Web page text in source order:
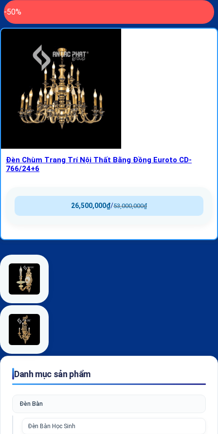
-50%
Đèn Chùm Trang Trí Nội Thất Bằng Đồng Euroto CD-
766/24+6
53,000,000₫
/
26,500,000₫
Danh mục sản phẩm
Đèn Bàn
Đèn Bàn Học Sinh